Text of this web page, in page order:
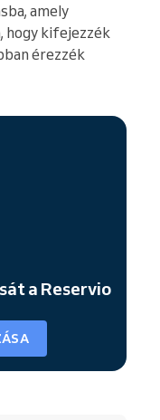
amely
hogy kifejezzék
érezzék
a Reservio